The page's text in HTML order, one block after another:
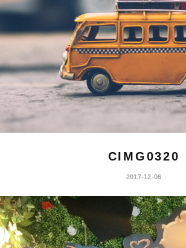
CIMG0320
2017-12-06